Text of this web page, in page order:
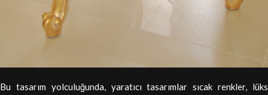
Bu tasarım yolculuğunda, yaratıcı tasarımlar sıcak renkler, lüks